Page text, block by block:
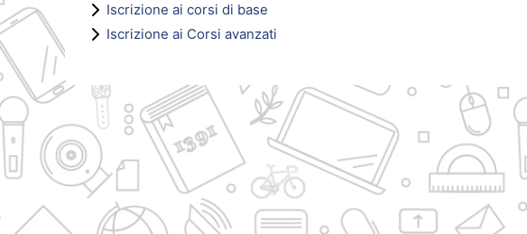
Iscrizione ai corsi di base
Iscrizione ai Corsi avanzati